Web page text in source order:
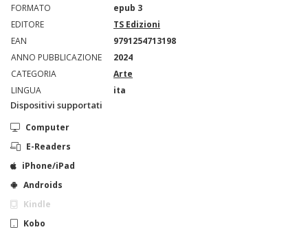
FORMATO
epub 3
EDITORE
TS Edizioni
EAN
9791254713198
ANNO PUBBLICAZIONE
2024
CATEGORIA
Arte
LINGUA
ita
Dispositivi supportati
Computer
E-Readers
iPhone/iPad
Androids
Kindle
Kobo